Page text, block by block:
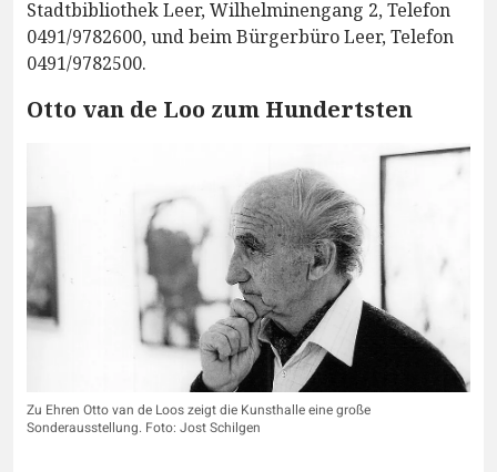
Stadtbibliothek Leer, Wilhelminengang 2, Telefon
0491/9782600, und beim Bürgerbüro Leer, Telefon
0491/9782500.
Otto van de Loo zum Hundertsten
Zu Ehren Otto van de Loos zeigt die Kunsthalle eine große
Sonderausstellung. Foto: Jost Schilgen